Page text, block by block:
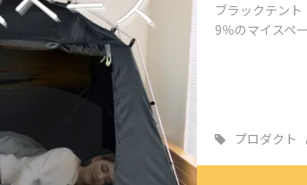
ブラックテン
9％のマイスペ
プロダクト